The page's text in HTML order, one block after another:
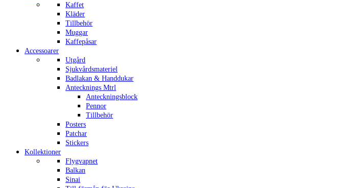
Kaffet
Kläder
Tillbehör
Muggar
Kaffepåsar
Accessoarer
Utgård
Sjukvårdsmateriel
Badlakan & Handdukar
Antecknings Mtrl
Anteckningsblock
Pennor
Tillbehör
Posters
Patchar
Stickers
Kollektioner
Flygvapnet
Balkan
Sinai